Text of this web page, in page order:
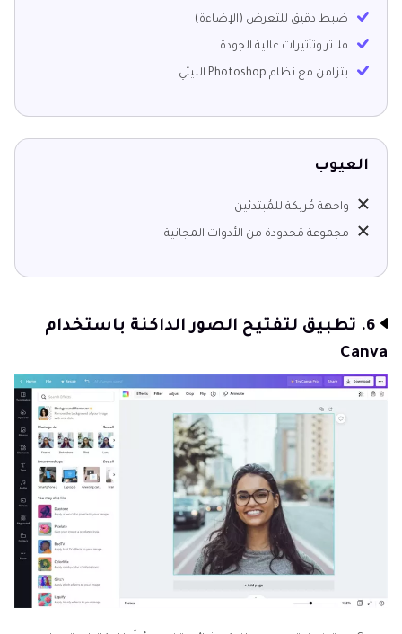
ضبط دقيق للتعرض (الإضاءة)
فلاتر وتأثيرات عالية الجودة
يتزامن مع نظام Photoshop البيئي
العيوب
واجهة مُربكة للمُبتدئين
مجموعة مَحدودة من الأدوات المجانية
6. تطبيق لتفتيح الصور الداكنة باستخدام
Canva